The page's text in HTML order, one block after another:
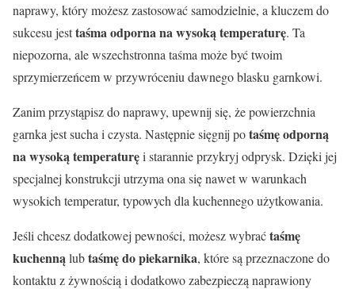
naprawy, który możesz zastosować samodzielnie, a kluczem do
sukcesu jesttaśma odporna na wysoką temperaturę. Ta
niepozorna, ale wszechstronna taśma może być twoim
sprzymierzeńcem w przywróceniu dawnego blasku garnkowi.
Zanim przystąpisz do naprawy, upewnij się, że powierzchnia
garnka jest sucha i czysta. Następnie sięgnij potaśmę odporną
na wysoką temperaturęi starannie przykryj odprysk. Dzięki jej
specjalnej konstrukcji utrzyma ona się nawet w warunkach
wysokich temperatur, typowych dla kuchennego użytkowania.
Jeśli chcesz dodatkowej pewności, możesz wybraćtaśmę
kuchenną lubtaśmę do piekarnika, które są przeznaczone do
kontaktu z żywnością i dodatkowo zabezpieczą naprawiony